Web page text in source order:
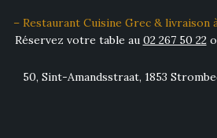
– Restaurant Cuisine Grec & livraison
Réservez votre table au 02 267 50 22
50, Sint-Amandsstraat, 1853